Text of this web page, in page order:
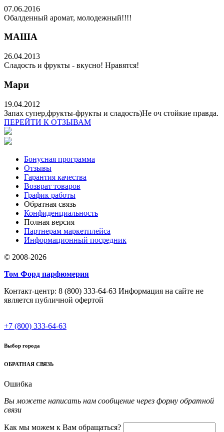
07.06.2016
Обалденный аромат, молодежный!!!!
МАША
26.04.2013
Сладость и фрукты - вкусно! Нравятся!
Мари
19.04.2012
Запах супер,фрукты-фрукты и сладость)Не оч стойкие правда.
ПЕРЕЙТИ К ОТЗЫВАМ
Бонусная программа
Отзывы
Гарантия качества
Возврат товаров
График работы
Обратная связь
Конфиденциальность
Полная версия
Партнерам маркетплейса
Информационный посредник
© 2008-2026
Том Форд парфюмерия
Контакт-центр: 8 (800) 333-64-63 Информация на сайте не
является публичной офертой
+7 (800) 333-64-63
Выбор города
ОБРАТНАЯ СВЯЗЬ
Ошибка
Вы можете написать нам сообщение через форму обратной
связи
Как мы можем к Вам обращаться?